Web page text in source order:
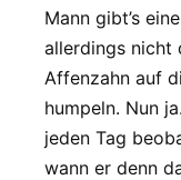
Mann gibt’s
allerdings nicht
Affenzahn auf
humpeln. Nun
jeden Tag
wann er denn